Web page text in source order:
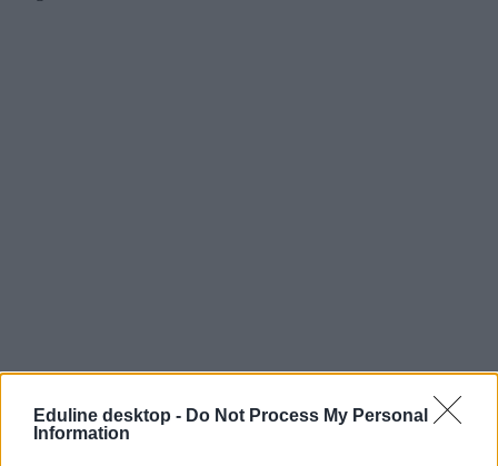
Eduline desktop - Do Not Process My Personal
Information